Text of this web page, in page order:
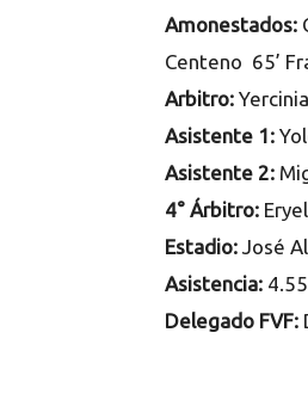
Amonestados:
Centeno 65’
Arbitro:
Asistente 1:
Asistente 2:
4° Árbitro:
Estadio: José
Asistencia:
Delegado FVF: